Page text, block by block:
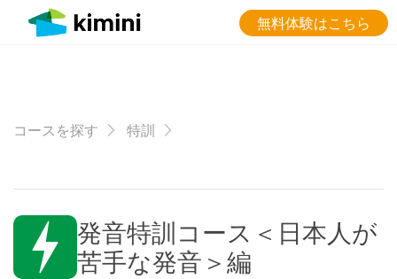
無料体験はこちら
コースを探す 特訓
発音特訓コース＜日本人が
苦手な発音＞編